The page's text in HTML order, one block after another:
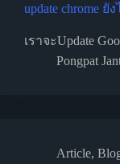
update chrome ยัง
เราจะUpdate
Pongpat
Article,